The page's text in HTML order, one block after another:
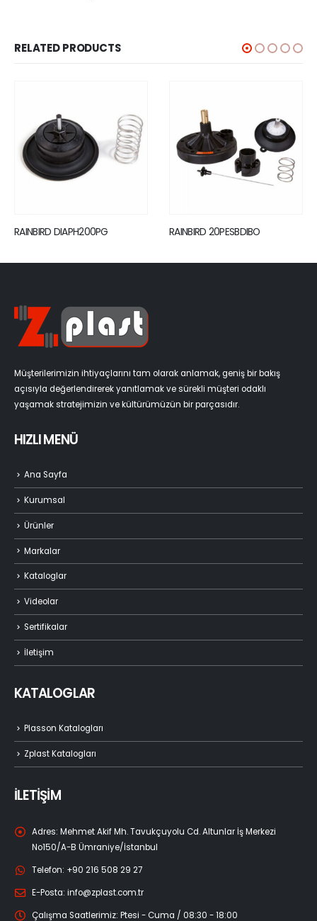
RELATED PRODUCTS
RAINBIRD 20PESBDIBO RAINBIRD WPSK20
Müşterilerimizin ihtiyaçlarını tam olarak anlamak, geniş bir bakış
açısıyla değerlendirerek yanıtlamak ve sürekli müşteri odaklı
yaşamak stratejimizin ve kültürümüzün bir parçasıdır.
HIZLI MENÜ
Ana Sayfa
Kurumsal
Ürünler
Markalar
Kataloglar
Videolar
Sertifikalar
İletişim
KATALOGLAR
Plasson Katalogları
Zplast Katalogları
İLETİŞİM
Adres: Mehmet Akif Mh. Tavukçuyolu Cd. Altunlar İş Merkezi
No150/A-B Ümraniye/İstanbul
Telefon: +90 216 508 29 27
E-Posta: info@zplast.com.tr
Çalışma Saatlerimiz: Ptesi - Cuma / 08:30 - 18:00